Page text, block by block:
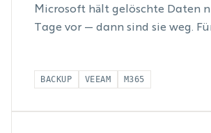
Microsoft hält gelöschte Daten
Tage vor — dann sind sie weg.
BACKUP VEEAM M365